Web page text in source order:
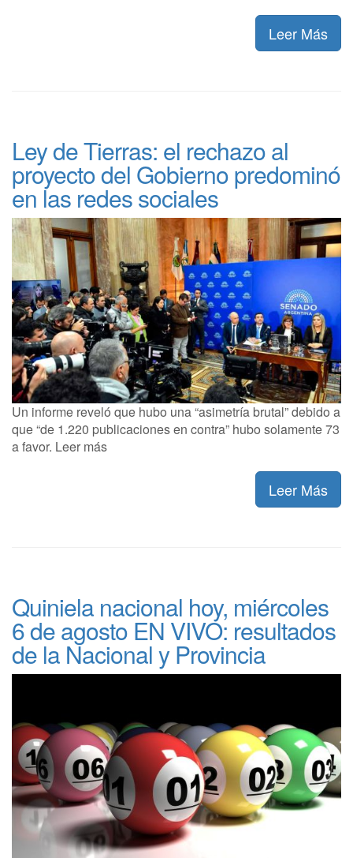
Leer Más
Ley de Tierras: el rechazo al
proyecto del Gobierno predominó
en las redes sociales
Un informe reveló que hubo una “asimetría brutal” debido a
que “de 1.220 publicaciones en contra” hubo solamente 73
a favor. Leer más
Leer Más
Quiniela nacional hoy, miércoles
6 de agosto EN VIVO: resultados
de la Nacional y Provincia